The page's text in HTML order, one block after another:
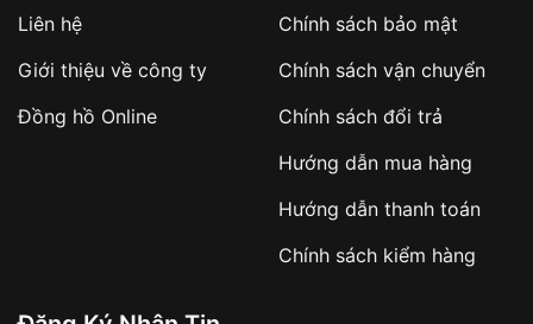
sản phẩm đặc biệt
hàng
Số tiền còn lại thanh toán khi nhận hàng hoặc
✔️ Đảm bảo xử lý đơn hàng nhanh chóng
✔️ Hạn chế tình trạng hủy đơn không mong
Liên hệ
Giới thiệu về công ty
Đồng hồ Online
Chính sách bảo mật
Chính sách vận chuyển
Chính sách đổi trả
Hướng dẫn mua hàng
Hướng dẫn thanh toán
Chính sách kiểm hàng